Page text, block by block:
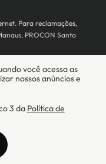
Para reclamações,
PROCON Santa
paga (cartões de